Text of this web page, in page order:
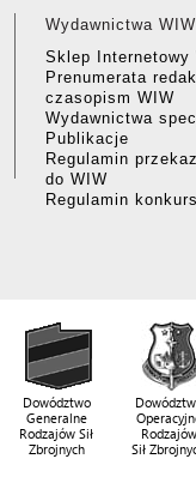
Wydawnictwa WIW
Sklep Internetowy
Prenumerata
czasopism WIW
Wydawnictwa
Publikacje
Regulamin
do WIW
Regulamin
Dowództwo
Generalne
Rodzajów Sił
Zbrojnych
Rodzajów
Sił